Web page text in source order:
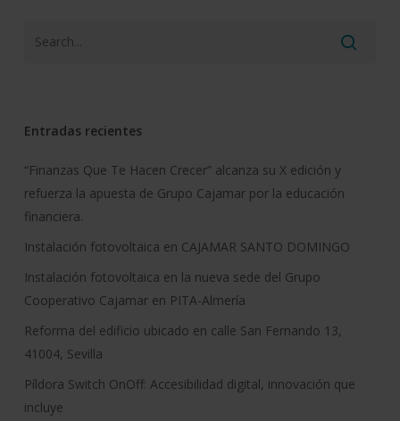
Entradas recientes
“Finanzas Que Te Hacen Crecer” alcanza su X edición y
refuerza la apuesta de Grupo Cajamar por la educación
financiera.
Instalación fotovoltaica en CAJAMAR SANTO DOMINGO
Instalación fotovoltaica en la nueva sede del Grupo
Cooperativo Cajamar en PITA-Almería
Reforma del edificio ubicado en calle San Fernando 13,
41004, Sevilla
Píldora Switch OnOff: Accesibilidad digital, innovación que
incluye